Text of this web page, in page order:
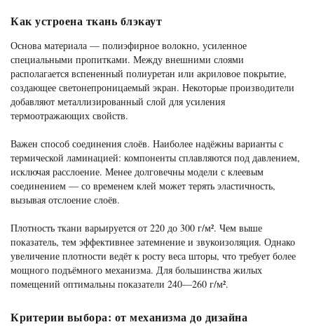
Как устроена ткань блэкаут
Основа материала — полиэфирное волокно, усиленное
специальными пропитками. Между внешними слоями
располагается вспененный полиуретан или акриловое покрытие,
создающее светонепроницаемый экран. Некоторые производители
добавляют металлизированный слой для усиления
термоотражающих свойств.
Важен способ соединения слоёв. Наиболее надёжны варианты с
термической ламинацией: компоненты сплавляются под давлением,
исключая расслоение. Менее долговечны модели с клеевым
соединением — со временем клей может терять эластичность,
вызывая отслоение слоёв.
Плотность ткани варьируется от 220 до 300 г/м². Чем выше
показатель, тем эффективнее затемнение и звукоизоляция. Однако
увеличение плотности ведёт к росту веса шторы, что требует более
мощного подъёмного механизма. Для большинства жилых
помещений оптимальны показатели 240—260 г/м².
Критерии выбора: от механизма до дизайна